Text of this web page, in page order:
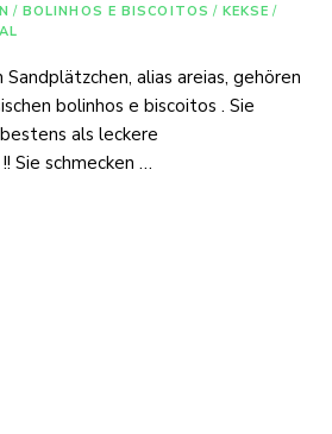
/ BOLINHOS E BISCOITOS / KEKSE /
alias areias, gehören
bolinhos e biscoitos . Sie
als leckere
Sie schmecken …